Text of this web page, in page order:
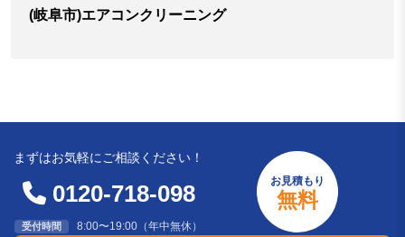
(岐阜市)エアコンクリーニング
まずはお気軽にご相談ください！
0120-718-098
受付時間 8:00〜19:00（年中無休）
お見積もり
無料